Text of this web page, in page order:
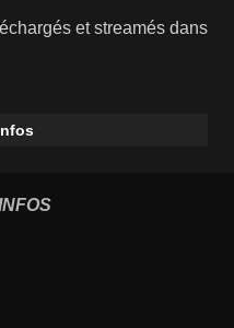
et streamés dans